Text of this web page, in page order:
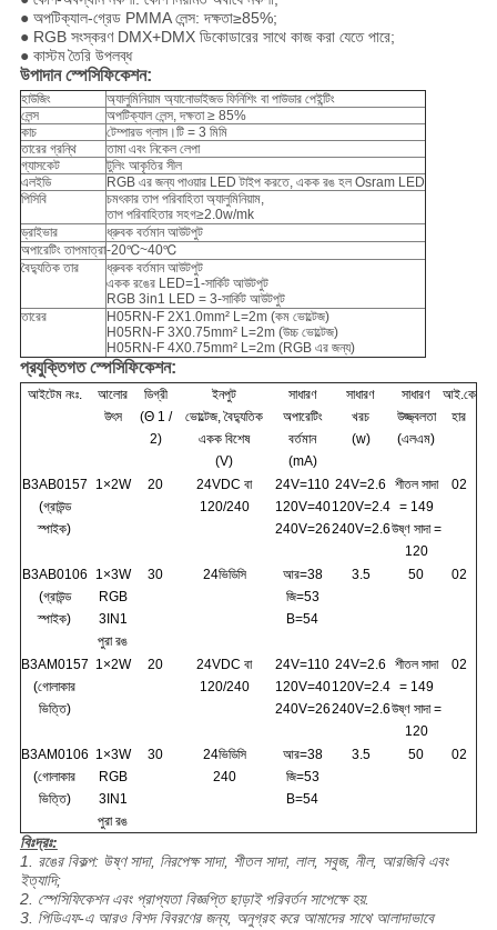
● অপটিক্যাল-গ্রেড PMMA লেন্স: দক্ষতা≥85%;
● RGB সংস্করণ DMX+DMX ডিকোডারের সাথে কাজ করা যেতে পারে;
● কাস্টম তৈরি উপলব্ধ
উপাদান স্পেসিফিকেশন:
হাউজিং
অ্যালুমিনিয়াম অ্যানোডাইজড ফিনিশিং বা পাউডার পেইন্টিং
লেন্স
অপটিক্যাল লেন্স, দক্ষতা ≥ 85%
কাচ
টেম্পারড গ্লাস।টি = 3 মিমি
তারের গ্রন্থি
তামা এবং নিকেল লেপা
গ্যাসকেট
টুলিং আকৃতির সীল
এলইডি
RGB এর জন্য পাওয়ার LED টাইপ করতে, একক রঙ হল Osram LED
পিসিবি
চমৎকার তাপ পরিবাহিতা অ্যালুমিনিয়াম,
তাপ পরিবাহিতার সহগ≥2.0w/mk
ড্রাইভার
ধ্রুবক বর্তমান আউটপুট
অপারেটিং তাপমাত্রা-20℃~40℃
বৈদ্যুতিক তার
ধ্রুবক বর্তমান আউটপুট
একক রঙের LED=1-সার্কিট আউটপুট
RGB 3in1 LED = 3-সার্কিট আউটপুট
তারের
H05RN-F 2X1.0mm² L=2m (কম ভোল্টেজ)
H05RN-F 3X0.75mm² L=2m (উচ্চ ভোল্টেজ)
H05RN-F 4X0.75mm² L=2m (RGB এর জন্য)
প্রযুক্তিগত স্পেসিফিকেশন:
আইটেম নংঃ.
আলোর
উৎস
ডিগ্রী
(Θ 1 /
2)
ইনপুট
ভোল্টেজ, বৈদ্যুতিক
একক বিশেষ
(V)
সাধারণ
অপারেটিং
বর্তমান
(mA)
সাধারণ
খরচ
(w)
সাধারণ
উজ্জ্বলতা
(এলএম)
আই.কে
হার
B3AB0157
(গ্রাউন্ড
স্পাইক)
1×2W 20
24VDC বা
120/240
24V=110
120V=40
240V=26
24V=2.6
120V=2.4
240V=2.6
শীতল সাদা
= 149
উষ্ণ সাদা =
120
02
B3AB0106
(গ্রাউন্ড
স্পাইক)
1×3W
RGB
3IN1
পুরা রঙ
30 24ভিডিসি
আর=38
জি=53
B=54
3.5 50 02
B3AM0157
(গোলাকার
ভিত্তি)
1×2W 20
24VDC বা
120/240
24V=110
120V=40
240V=26
24V=2.6
120V=2.4
240V=2.6
শীতল সাদা
= 149
উষ্ণ সাদা =
120
02
B3AM0106
(গোলাকার
ভিত্তি)
1×3W
RGB
3IN1
পুরা রঙ
30
24ভিডিসি
240
আর=38
জি=53
B=54
3.5 50 02
বিঃদ্রঃ:
1. রঙের বিকল্প: উষ্ণ সাদা, নিরপেক্ষ সাদা, শীতল সাদা, লাল, সবুজ, নীল, আরজিবি এবং
ইত্যাদি;
2. স্পেসিফিকেশন এবং প্রাপ্যতা বিজ্ঞপ্তি ছাড়াই পরিবর্তন সাপেক্ষে হয়.
3. পিডিএফ-এ আরও বিশদ বিবরণের জন্য, অনুগ্রহ করে আমাদের সাথে আলাদাভাবে